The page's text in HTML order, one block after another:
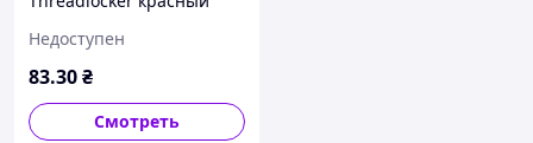
Недоступен
83.30₴
Смотреть